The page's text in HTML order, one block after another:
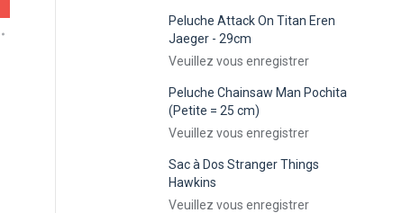
Peluche Attack On Titan Eren
Jaeger - 29cm
Veuillez vous enregistrer
Peluche Chainsaw Man Pochita
(Petite = 25 cm)
Veuillez vous enregistrer
Sac à Dos Stranger Things
Hawkins
Veuillez vous enregistrer